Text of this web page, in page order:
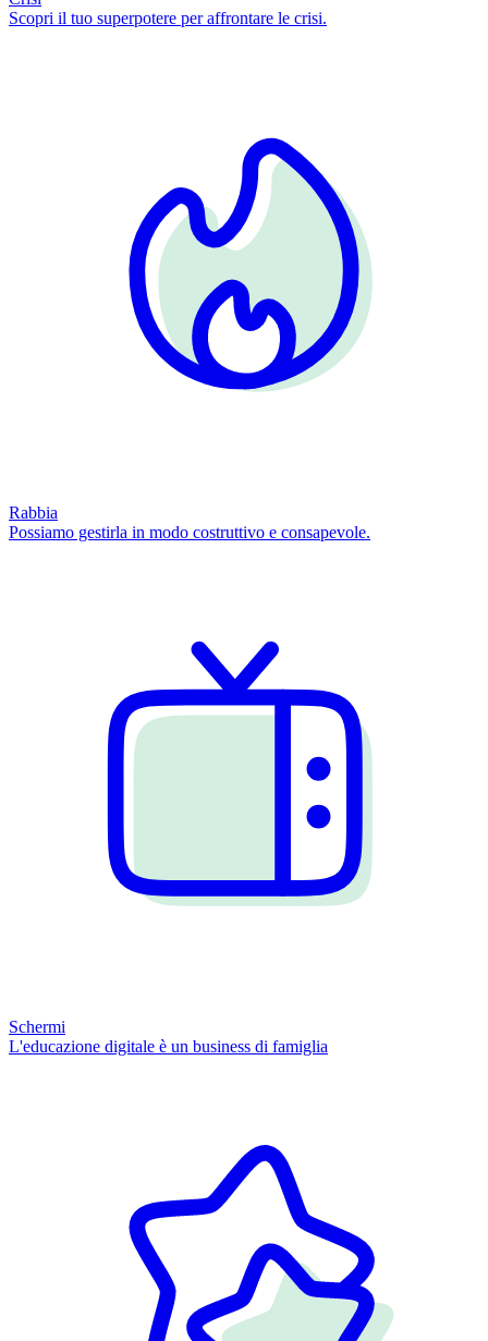
Scopri il tuo superpotere per affrontare le crisi.
Rabbia
Possiamo gestirla in modo costruttivo e consapevole.
Schermi
L'educazione digitale è un business di famiglia